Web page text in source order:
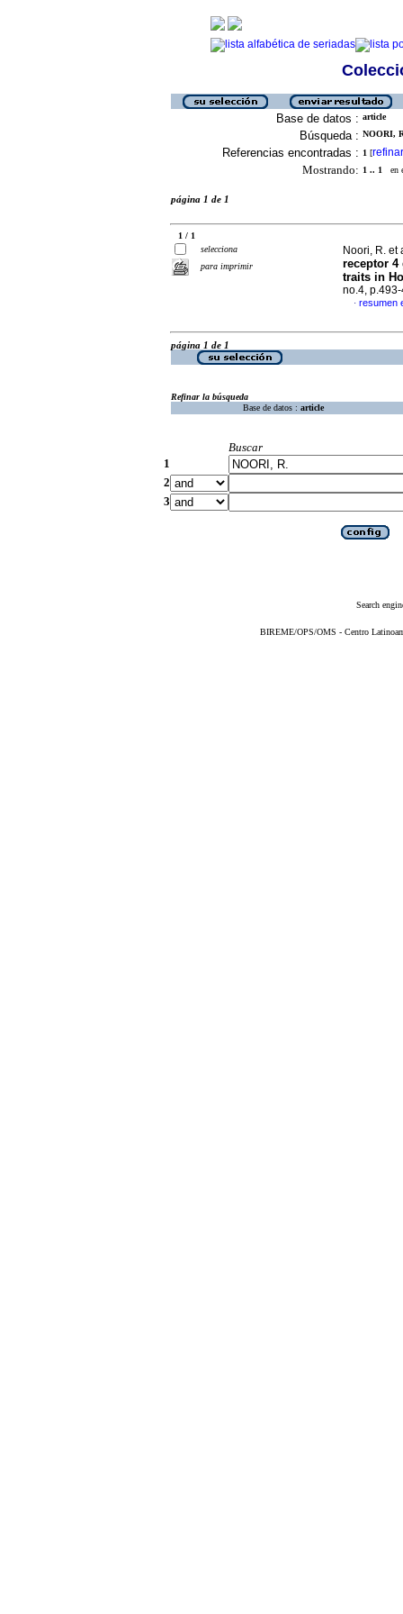
Base de datos : article
Búsqueda : NOORI,
Referencias encontradas : 1 [refinar
Mostrando: 1 .. 1 en
página 1 de 1
1 / 1
selecciona
para imprimir
Noori, R. et
receptor
traits in
no.4,
· resumen
página 1 de 1
Refinar la búsqueda
Base de datos : article
Buscar
1
2
3
Search
BIREME/OPS/OMS - Centro